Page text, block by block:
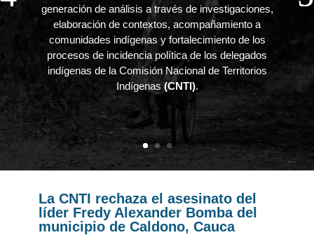
generación de análisis a través de investigaciones,
elaboración de contextos, acompañamiento a
comunidades indígenas y fortalecimiento de los
procesos de incidencia política de los delegados
indígenas de la Comisión Nacional de Territorios
Indígenas(CNTI).
La CNTI rechaza el asesinato del
líder Fredy Alexander Bomba del
municipio de Caldono, Cauca